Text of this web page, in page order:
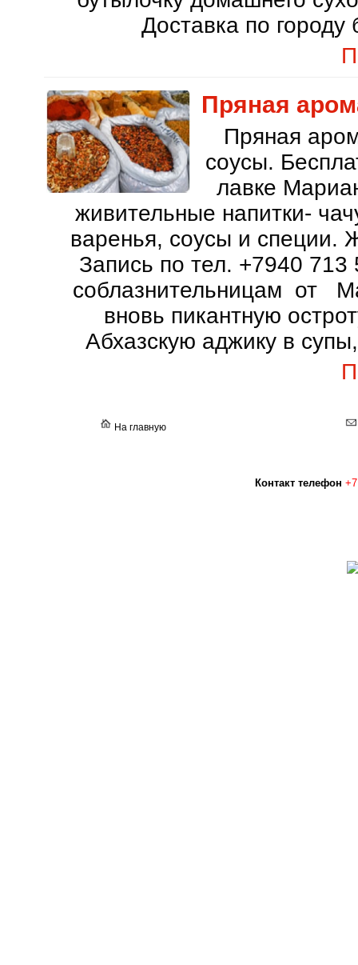
Доставка по
Пряная
Пряная
соусы.
лавке
живительные напитки-
варенья, соусы и специи.
Запись по тел. +7940
соблазнительницам от
вновь пикантную
Абхазскую аджику в
На главную
Контакт телефон